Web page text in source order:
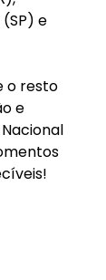
e
o resto
e